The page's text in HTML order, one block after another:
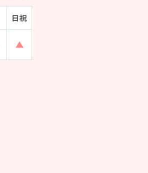
日祝
18:00
間 9:00-18:00
診療時間 9:00-15:30